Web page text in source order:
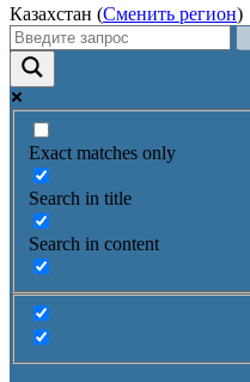
Казахстан (Сменить регион)
Exact matches only
Search in title
Search in content